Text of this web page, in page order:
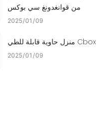
من قوانغدونغ سي بوكس
2025 01 09
منزل حاوية قابلة للطي Cbox
2025 01 09